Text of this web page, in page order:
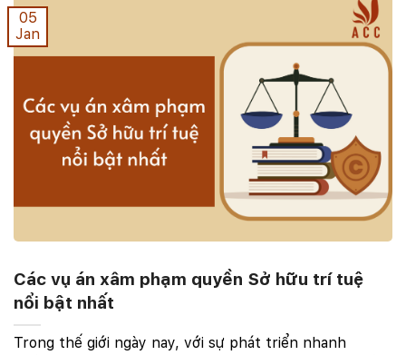
05
Jan
Các vụ án xâm phạm quyền Sở hữu trí tuệ
nổi bật nhất
Trong thế giới ngày nay, với sự phát triển nhanh